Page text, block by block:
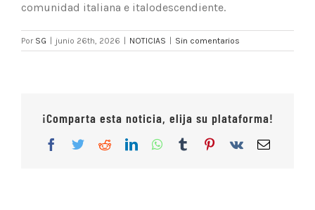
comunidad italiana e italodescendiente.
Por SG junio 26th, 2026 NOTICIAS Sin comentarios
¡Comparta esta noticia, elija su plataforma!
Facebook
TwitterRedditLinkedInWhatsApp
TumblrPinterest
Vk
Correo